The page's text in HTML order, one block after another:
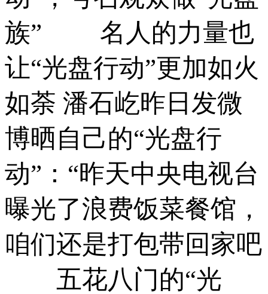
族” 名人的力量也
让“光盘行动”更加如火
如荼 潘石屹昨日发微
博晒自己的“光盘行
动”：“昨天中央电视台
曝光了浪费饭菜餐馆，
咱们还是打包带回家吧
五花八门的“光